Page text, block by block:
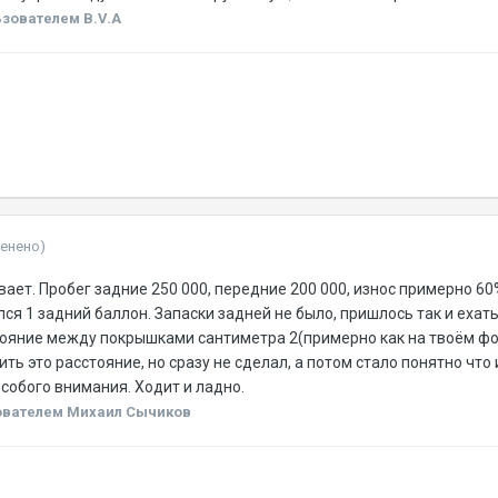
B.V.A
Пробег задние 250 000, передние 200 000, износ примерно
1 задний баллон. Запаски задней не было, пришлось так и
между покрышками сантиметра 2(примерно как на твоём
это расстояние, но сразу не сделал, а потом стало понятно
внимания. Ходит и ладно.
Михаил Сычиков